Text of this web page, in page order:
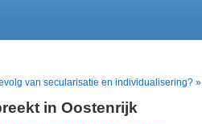
van secularisatie en individualisering? »
in Oostenrijk